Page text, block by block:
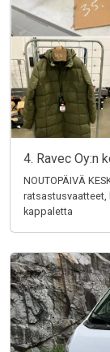
4. Ravec Oy:n
NOUTOPÄIVÄ
ratsastusvaatteet,
kappaletta